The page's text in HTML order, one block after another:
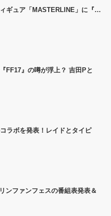
ギュア「MASTERLINE」に『…
FF17』の噂が浮上？ 吉田Pと
ラボを発表！レイドとタイピ
ンファンフェスの番組表発表＆